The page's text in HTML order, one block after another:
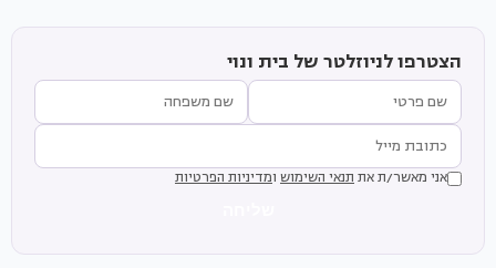
הצטרפו לניוזלטר של בית ונוי
אני מאשר/ת את תנאי השימוש ומדיניות הפרטיות